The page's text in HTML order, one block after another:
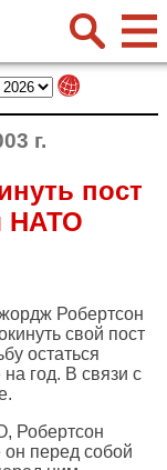
г.
пост
НАТО
Робертсон
свой пост
остаться
год. В связи с
Робертсон
он перед собой